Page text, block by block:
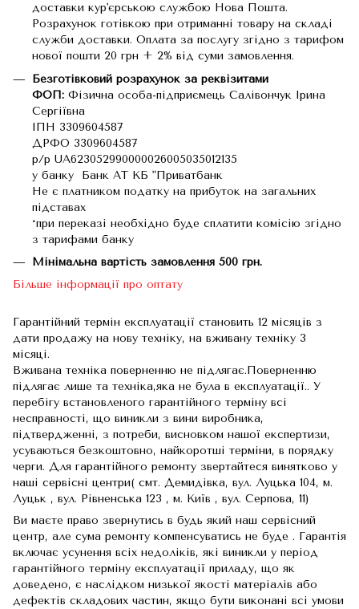
доставки кур'єрською службою Нова Пошта.
Розрахунок готівкою при отриманні товару на складі
служби доставки. Оплата за послугу згідно з тарифом
нової пошти 20 грн + 2% від суми замовлення.
Безготівковий розрахунок за реквізитами
ФОП: Фізична особа-підприємець Салівончук Ірина
Сергіївна
ІПН 3309604587
ДРФО 3309604587
р/р UA623052990000026005035012135
у банку Банк АТ КБ "Приватбанк
Не є платником податку на прибуток на загальних
підставах
*при переказі необхідно буде сплатити комісію згідно
з тарифами банку
Мінімальна вартість замовлення 500 грн.
Більше інформації про оптату
Гарантійний термін експлуатації становить 12 місяців з
дати продажу на нову техніку, на вживану техніку 3
місяці.
Вживана техніка поверненню не підлягає.Поверненню
підлягає лише та техніка,яка не була в експлуатації.. У
перебігу встановленого гарантійного терміну всі
несправності, що виникли з вини виробника,
підтвердженні, з потреби, висновком нашої експертизи,
усуваються безкоштовно, найкоротші терміни, в порядку
черги. Для гарантійного ремонту звертайтеся винятково у
наші сервісні центри( смт. Демидівка, вул. Луцька 104, м.
Луцьк , вул. Рівненська 123 , м. Київ , вул. Серпова, 11)
Ви маєте право звернутись в будь який наш сервісний
центр, але сума ремонту компенсуватись не буде . Гарантія
включає усунення всіх недоліків, які виникли у період
гарантійного терміну експлуатації приладу, що як
доведено, є наслідком низької якості матеріалів або
дефектів складових частин, якщо бути виконані всі умови